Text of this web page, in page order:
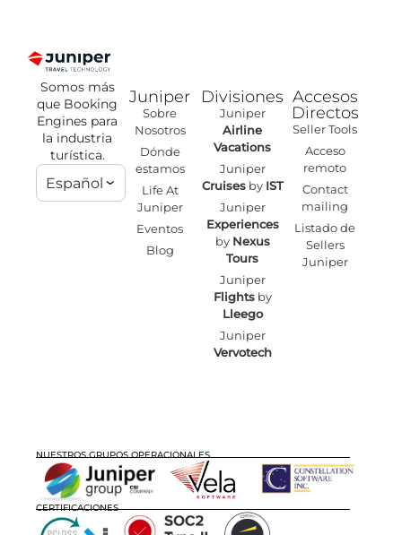
Somos más
que Booking
Engines para
la industria
turística.
Español
Juniper
Sobre
Nosotros
Dónde
estamos
Life At
Juniper
Eventos
Blog
Divisiones
Juniper
Airline
Vacations
Juniper
Cruisesby IST
Juniper
Experiences
by Nexus
Tours
Juniper
Flightsby
Lleego
Juniper
Vervotech
Accesos
Directos
Seller Tools
Acceso
remoto
Contact
mailing
Listado de
Sellers
Juniper
NUESTROS GRUPOS OPERACIONALES
CERTIFICACIONES